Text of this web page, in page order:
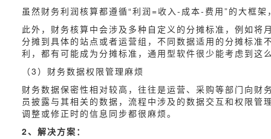
虽然财务利润核算都遵循“利润=收入-成本-费用”的大框
此外，财务核算中会涉及多种自定义的分摊标准，例如
分摊到具体的站点或者运营组，不同数据适用的分摊标
利，都有可能成为分摊标准，通用型软件很少能考虑到
（3）财务数据权限管理麻烦
财务数据保密性相对较高，往往是运营、采购等部门向
员披露与其相关的数据，流程中涉及的数据交互和权限
调整或修正时的信息同步都很麻烦。
2、解决方案：